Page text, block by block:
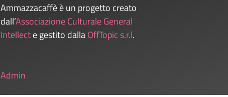
Ammazzacaffè è un progetto creato
dall’Associazione Culturale General
Intellecte gestito dallaOffTopic s.r.l.
Admin